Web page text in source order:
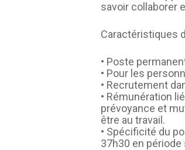
savoir collaborer
Caractéristiques
• Poste
• Pour les
• Recrutement
• Rémunération
prévoyance et
être au travail.
• Spécificité du
37h30 en